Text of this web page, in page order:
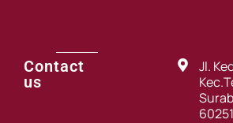
Contact
us
Jl.
60251